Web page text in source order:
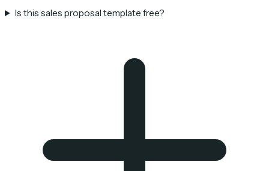
Is this sales proposal template free?